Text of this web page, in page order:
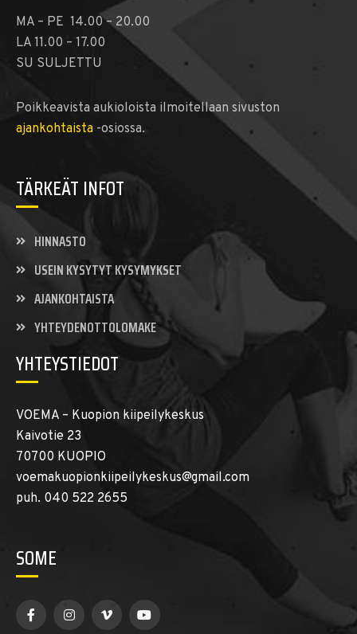
MA – PE 14.00 – 20.00
LA 11.00 – 17.00
SU SULJETTU
Poikkeavista aukioloista ilmoitellaan sivuston
ajankohtaista -osiossa.
TÄRKEÄT INFOT
HINNASTO
USEIN KYSYTYT KYSYMYKSET
AJANKOHTAISTA
YHTEYDENOTTOLOMAKE
YHTEYSTIEDOT
VOEMA – Kuopion kiipeilykeskus
Kaivotie 23
70700 KUOPIO
voemakuopionkiipeilykeskus@gmail.com
puh. 040 522 2655
SOME